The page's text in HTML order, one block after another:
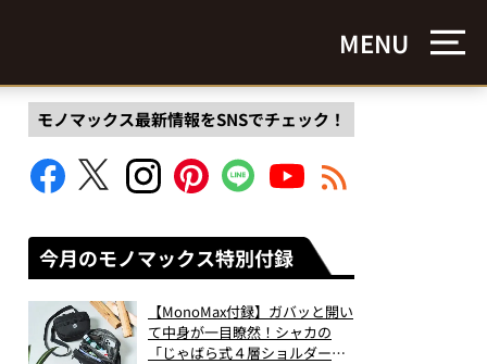
MENU
モノマックス最新情報をSNSでチェック！
今月のモノマックス特別付録
【MonoMax付録】ガバッと開い
て中身が一目瞭然！シャカの
「じゃばら式４層ショルダーバ